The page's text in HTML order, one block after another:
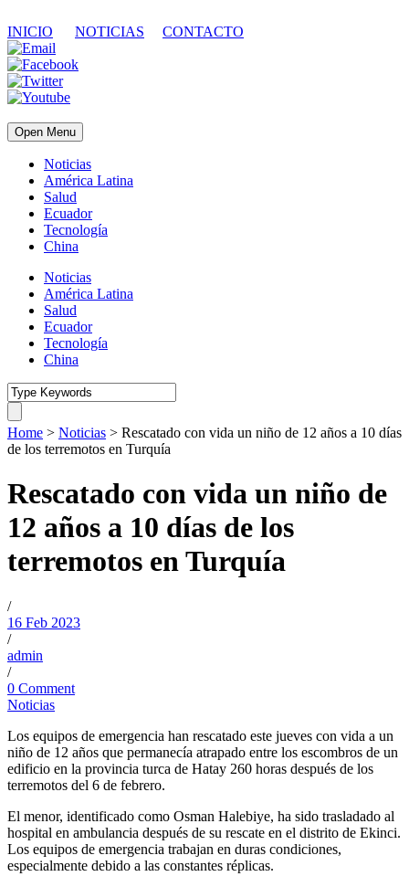
INICIO NOTICIAS CONTACTO
Open Menu
Noticias
América Latina
Salud
Ecuador
Tecnología
China
Noticias
América Latina
Salud
Ecuador
Tecnología
China
Home > Noticias > Rescatado con vida un niño de 12 años a 10 días
de los terremotos en Turquía
Rescatado con vida un niño de
12 años a 10 días de los
terremotos en Turquía
/
16 Feb 2023
/
admin
/
0 Comment
Noticias
Los equipos de emergencia han rescatado este jueves con vida a un
niño de 12 años que permanecía atrapado entre los escombros de un
edificio en la provincia turca de Hatay 260 horas después de los
terremotos del 6 de febrero.
El menor, identificado como Osman Halebiye, ha sido trasladado al
hospital en ambulancia después de su rescate en el distrito de Ekinci.
Los equipos de emergencia trabajan en duras condiciones,
especialmente debido a las constantes réplicas.